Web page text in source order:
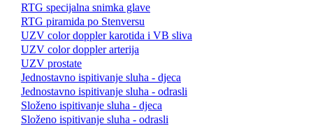
RTG specijalna snimka glave
RTG piramida po Stenversu
UZV color doppler karotida i VB sliva
UZV color doppler arterija
UZV prostate
Jednostavno ispitivanje sluha - djeca
Jednostavno ispitivanje sluha - odrasli
Složeno ispitivanje sluha - djeca
Složeno ispitivanje sluha - odrasli